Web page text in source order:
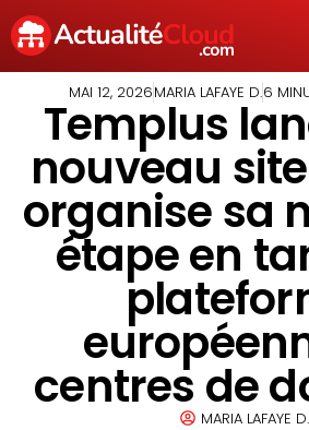
MAI 12, 2026MARIA LAFAYE D.6
Templus
nouveau
organise sa
étape en
centres de
MARIA LAFAYE D.